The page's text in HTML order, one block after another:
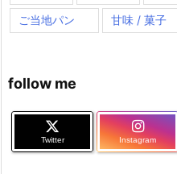
ご当地パン 甘味 / 菓子
follow me
Twitter Instagram